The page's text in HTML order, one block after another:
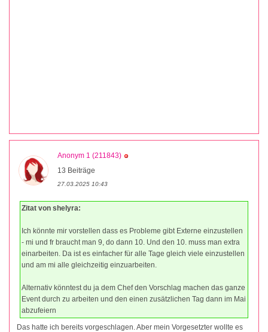
Anonym 1 (211843)
13 Beiträge
27.03.2025 10:43
Zitat von shelyra:
Ich könnte mir vorstellen dass es Probleme gibt Externe einzustellen
- mi und fr braucht man 9, do dann 10. Und den 10. muss man extra
einarbeiten. Da ist es einfacher für alle Tage gleich viele einzustellen
und am mi alle gleichzeitig einzuarbeiten.
Alternativ könntest du ja dem Chef den Vorschlag machen das ganze
Event durch zu arbeiten und den einen zusätzlichen Tag dann im Mai
abzufeiern
Das hatte ich bereits vorgeschlagen. Aber mein Vorgesetzter wollte es